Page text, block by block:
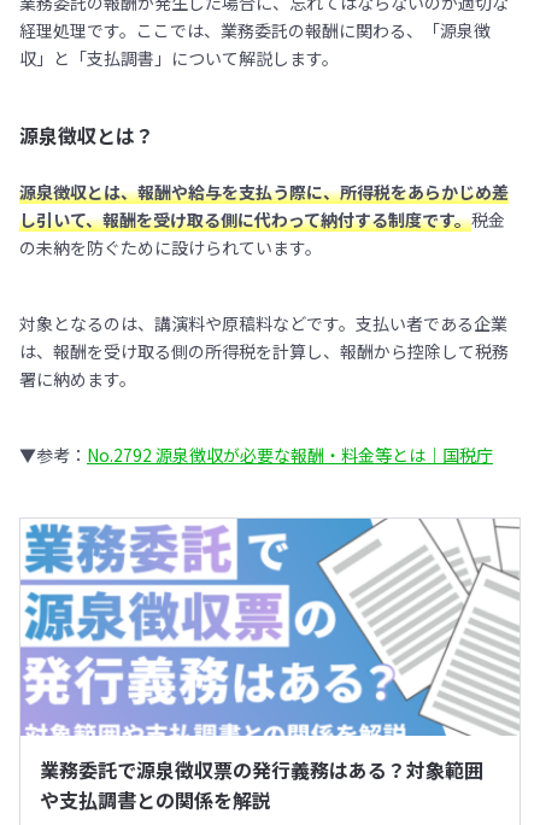
経理処理です。ここでは、業務委託の報酬に関わる、「源泉徴
収」と「支払調書」について解説します。
源泉徴収とは？
源泉徴収とは、報酬や給与を支払う際に、所得税をあらかじめ差
し引いて、報酬を受け取る側に代わって納付する制度です。税金
の未納を防ぐために設けられています。
対象となるのは、講演料や原稿料などです。支払い者である企業
は、報酬を受け取る側の所得税を計算し、報酬から控除して税務
署に納めます。
▼参考： No.2792 源泉徴収が必要な報酬・料金等とは｜国税庁
業務委託で源泉徴収票の発行義務はある？対象範囲
や支払調書との関係を解説